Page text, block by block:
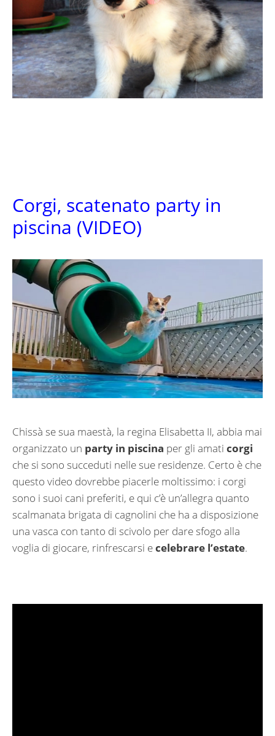
Corgi, scatenato party in
piscina (VIDEO)
Chissà se sua maestà, la regina Elisabetta II, abbia mai
organizzato un party in piscina per gli amati corgi
che si sono succeduti nelle sue residenze. Certo è che
questo video dovrebbe piacerle moltissimo: i corgi
sono i suoi cani preferiti, e qui c’è un’allegra quanto
scalmanata brigata di cagnolini che ha a disposizione
una vasca con tanto di scivolo per dare sfogo alla
voglia di giocare, rinfrescarsi ecelebrare l’estate.